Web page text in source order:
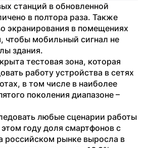
станций в обновленной
в полтора раза. Также
экранирования в помещениях
чтобы мобильный сигнал не
здания.
тестовая зона, которая
работу устройства в сетях
в том числе в наиболее
поколения диапазоне –
любые сценарии работы
году доля смартфонов с
российском рынке выросла в